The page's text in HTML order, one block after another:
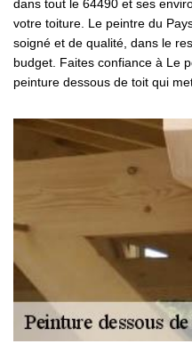
dans tout le 64490 et ses
votre toiture. Le peintre du
soigné et de qualité, dans le
budget. Faites confiance à Le
peinture dessous de toit qui